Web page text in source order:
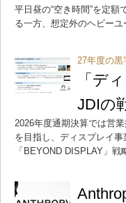
平日昼の“空き時間”を定
る一方、想定外のヘビー
27年度の黒
「デ
JDIの
2026年度通期決算では営
を目指し、ディスプレイ
「BEYOND DISPLAY」戦